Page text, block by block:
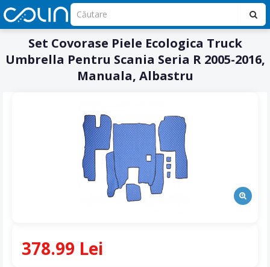
Set Covorase Piele Ecologica Truck
Umbrella Pentru Scania Seria R 2005-2016,
Manuala, Albastru
378.99 Lei